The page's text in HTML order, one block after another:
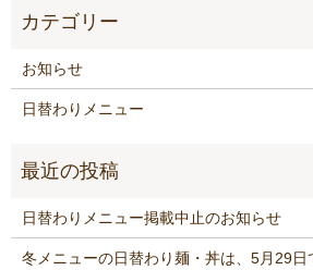
お知らせ
日替わりメニュー
日替わりメニュー掲載中止のお知らせ
冬メニューの日替わり麺・丼は、5月29日